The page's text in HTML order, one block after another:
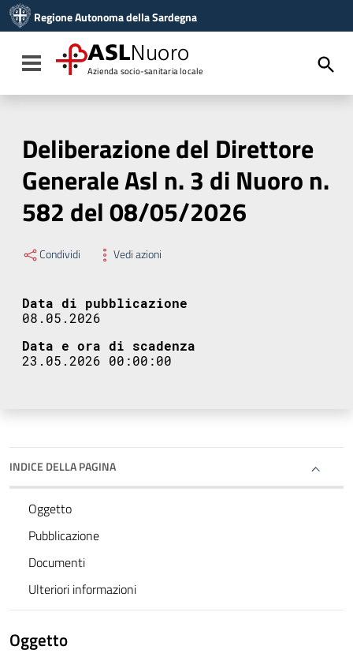
Vai al menu di navigazione
Vai al footer
Regione Autonoma della Sardegna
Toggle navigation
ASLNuoro
Azienda socio-sanitaria locale
Deliberazione del Direttore
Generale Asl n. 3 di Nuoro n.
582 del 08/05/2026
Condividi Vedi azioni
Data di pubblicazione
08.05.2026
Data e ora di scadenza
23.05.2026 00:00:00
INDICE DELLA PAGINA
Oggetto
Pubblicazione
Documenti
Ulteriori informazioni
Oggetto